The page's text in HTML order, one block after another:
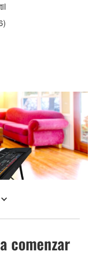
comenzar